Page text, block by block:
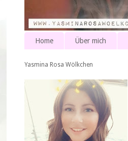
Home Über mich
Yasmina Rosa Wölkchen